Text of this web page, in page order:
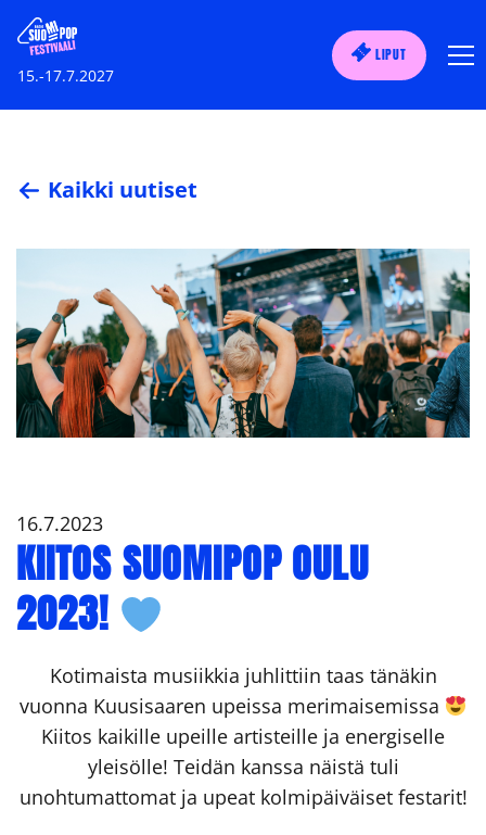
15.-17.7.2027
LIPUT
Kaikki uutiset
16.7.2023
KIITOS SUOMIPOP OULU
2023!
Kotimaista musiikkia juhlittiin taas tänäkin
vuonna Kuusisaaren upeissa merimaisemissa
Kiitos kaikille upeille artisteille ja energiselle
yleisölle! Teidän kanssa näistä tuli
unohtumattomat ja upeat kolmipäiväiset festarit!